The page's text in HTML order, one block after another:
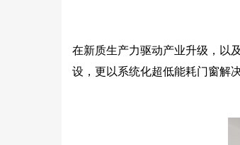
在新质生产力驱动产业升级，以
设，更以系统化超低能耗门窗解